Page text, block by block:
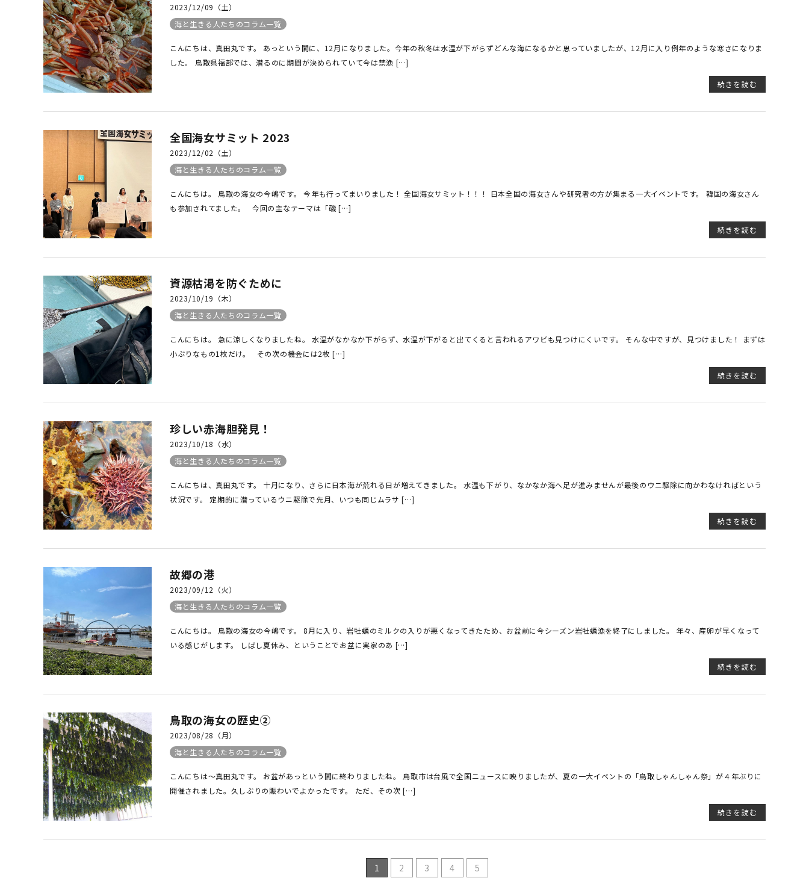
2023/12/09（土）
海と生きる人たちのコラム一覧
こんにちは、真田丸です。 あっという間に、12月になりました。今年の秋冬は水温が下がらずどんな海になるかと思っていましたが、12月に入り例年のような寒さになりま
した。 鳥取県福部では、潜るのに期間が決められていて今は禁漁 […]
続きを読む
全国海女サミット 2023
2023/12/02（土）
海と生きる人たちのコラム一覧
こんにちは。 鳥取の海女の今嶋です。 今年も行ってまいりました！ 全国海女サミット！！！ 日本全国の海女さんや研究者の方が集まる一大イベントです。 韓国の海女さん
も参加されてました。 今回の主なテーマは「磯 […]
続きを読む
資源枯渇を防ぐために
2023/10/19（木）
海と生きる人たちのコラム一覧
こんにちは。 急に涼しくなりましたね。 水温がなかなか下がらず、水温が下がると出てくると言われるアワビも見つけにくいです。 そんな中ですが、見つけました！ まずは
小ぶりなもの1枚だけ。 その次の機会には2枚 […]
続きを読む
珍しい赤海胆発見！
2023/10/18（水）
海と生きる人たちのコラム一覧
こんにちは、真田丸です。 十月になり、さらに日本海が荒れる日が増えてきました。 水温も下がり、なかなか海へ足が進みませんが最後のウニ駆除に向かわなければという
状況です。 定期的に潜っているウニ駆除で先月、いつも同じムラサ […]
続きを読む
故郷の港
2023/09/12（火）
海と生きる人たちのコラム一覧
こんにちは。 鳥取の海女の今嶋です。 8月に入り、岩牡蠣のミルクの入りが悪くなってきたため、お盆前に今シーズン岩牡蠣漁を終了にしました。 年々、産卵が早くなって
いる感じがします。 しばし夏休み、ということでお盆に実家のあ […]
続きを読む
鳥取の海女の歴史②
2023/08/28（月）
海と生きる人たちのコラム一覧
こんにちは～真田丸です。 お盆があっという間に終わりましたね。 鳥取市は台風で全国ニュースに映りましたが、夏の一大イベントの「鳥取しゃんしゃん祭」が４年ぶりに
開催されました。久しぶりの賑わいでよかったです。 ただ、その次 […]
続きを読む
1 2 3 4 5